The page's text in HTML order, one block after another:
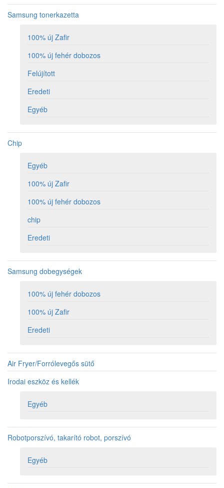
Samsung tonerkazetta
100% új Zafir
100% új fehér dobozos
Felújított
Eredeti
Egyéb
Chip
Egyéb
100% új Zafir
100% új fehér dobozos
chip
Eredeti
Samsung dobegységek
100% új fehér dobozos
100% új Zafir
Eredeti
Air Fryer/Forrólevegős sütő
Irodai eszköz és kellék
Egyéb
Robotporszívó, takarító robot, porszívó
Egyéb